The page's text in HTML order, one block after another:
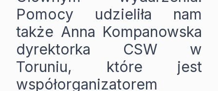
Pomocy udzieliła nam
także Anna Kompanowska
dyrektorka CSW w
Toruniu, które jest
współorganizatorem